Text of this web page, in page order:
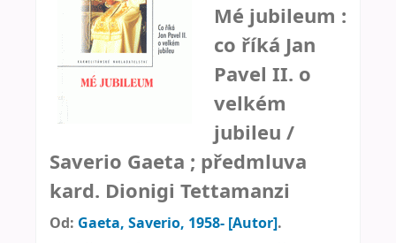
Mé jubileum :
co říká Jan
Pavel II. o
velkém
jubileu /
Saverio Gaeta ; předmluva
kard. Dionigi Tettamanzi
Od: Gaeta, Saverio, 1958- [Autor].